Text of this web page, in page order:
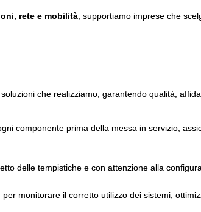
rete e mobilità, supportiamo imprese che
che realizziamo, garantendo qualità,
componente prima della messa in servizio,
delle tempistiche e con attenzione alla
monitorare il corretto utilizzo dei sistemi,